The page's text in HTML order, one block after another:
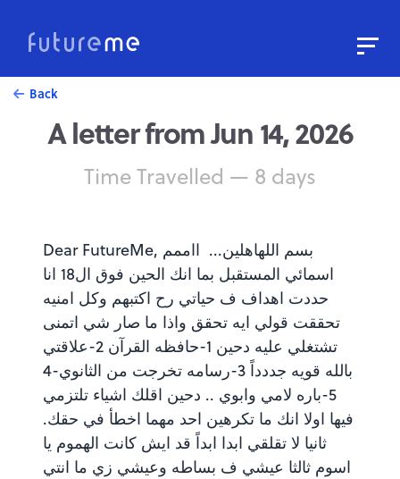
Write a Letter to the Future
Back
A letter from Jun 14, 2026
Time Travelled — 8 days
Dear FutureMe, بسم اللهاهلين... ااممم
اسمائي المستقبل بما انك الحين فوق ال18 انا
حددت اهداف ف حياتي رح اكتبهم وكل امنيه
تحققت قولي ايه تحقق واذا ما صار شي اتمنى
تشتغلي عليه دحين 1-حافظه القرآن 2-علاقتي
بالله قويه جددداً 3-رسامه تخرجت من الثانوي-4
5-باره لامي وابوي .. دحين اقلك اشياء تلتزمي
فيها اولا انك ما تكرهين احد مهما اخطأ في حقك.
ثانيا لا تقلقي ابدا ابداً قد ايش كانت الهموم يا
اسوم ثالثا عيشي ف بساطه وعيشي زي ما انتي